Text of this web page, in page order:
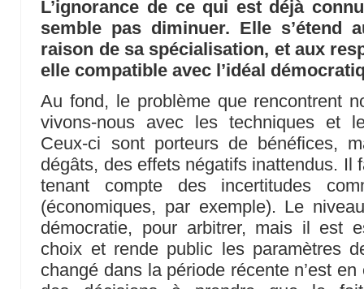
L’ignorance de ce qui est déjà
semble pas diminuer. Elle s’étend
raison de sa spécialisation, et aux
elle compatible avec l’idéal
Au fond, le problème que rencontrent
vivons-nous avec les techniques et
Ceux-ci sont porteurs de bénéfices,
dégâts, des effets négatifs inattendus. Il
tenant compte des incertitudes
(économiques, par exemple). Le
démocratie, pour arbitrer, mais il est
choix et rende public les paramètres
changé dans la période récente n’est